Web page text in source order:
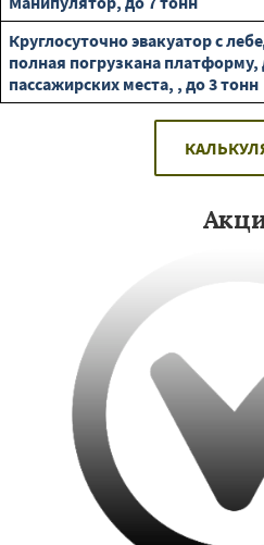
Круглосуточно эвакуатор с
полная погрузкана платформу,
пассажирских места, , до 3 тонн